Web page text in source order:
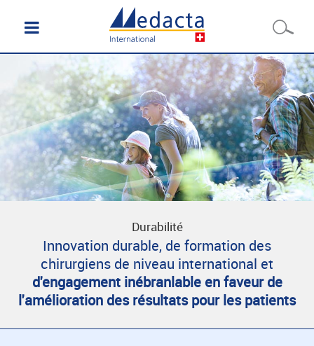
Durabilité
Innovation durable, de formation des
chirurgiens de niveau international et
d'engagement inébranlable en faveur de
l'amélioration des résultats pour les patients